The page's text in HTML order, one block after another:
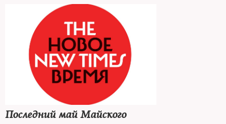
Последний май Майского